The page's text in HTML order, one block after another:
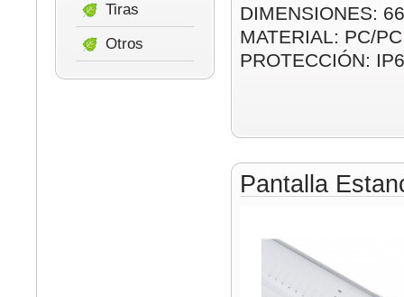
DIMENSIONES:
MATERIAL: PC/PC
PROTECCIÓN:
Pantalla
Tiras
Otros